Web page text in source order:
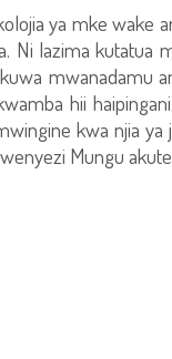
ya mke wake
Ni lazima kutatua
mwanadamu
hii
kwa njia
Mungu